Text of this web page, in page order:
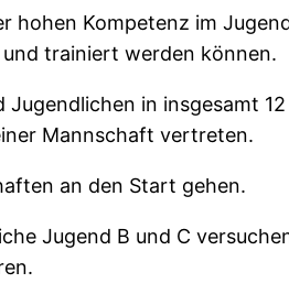
Kompetenz im
trainiert werden können.
in insgesamt
Mannschaft vertreten.
an den Start gehen.
Jugend B und C